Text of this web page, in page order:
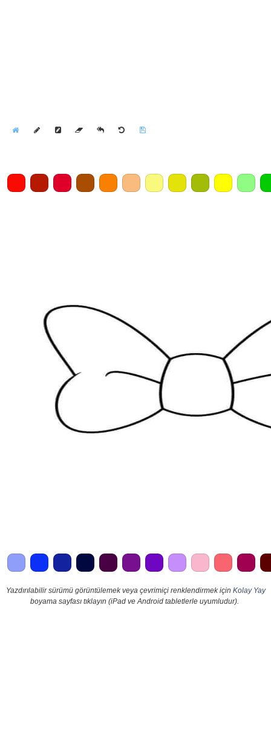
Yazdırılabilir sürümü görüntülemek veya çevrimiçi renklendirmek için Kolay Yay
boyama sayfası tıklayın (iPad ve Android tabletlerle uyumludur).